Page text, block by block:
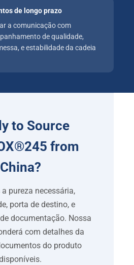
de longo prazo
a comunicação com
de qualidade,
e estabilidade da cadeia
to Source
from
China?
a pureza necessária,
porta de destino, e
documentação. Nossa
com detalhes da
do produto